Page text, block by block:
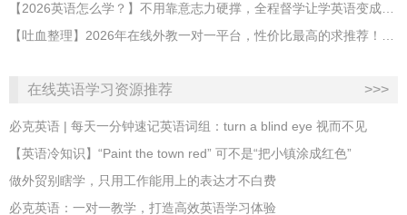
【2026英语怎么学？】不用靠意志力硬撑，全程督学让学英语变成日常习惯
【吐血整理】2026年在线外教一对一平台，性价比最高的求推荐！哪家效果好？
在线英语学习资源推荐 >>>
必克英语 | 每天一分钟速记英语词组：turn a blind eye 视而不见
​【英语冷知识】“Paint the town red” 可不是“把小镇涂成红色”
做外贸别瞎学，只用工作能用上的表达才不白费
必克英语：一对一教学，打造高效英语学习体验